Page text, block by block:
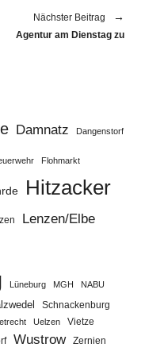
Nächster Beitrag
Agentur am Dienstag zu
Damnatz Dangenstorf
Flohmarkt
Hitzacker
Lenzen/Elbe
Lüneburg MGH NABU
Schnackenburg
Uelzen Vietze
Wustrow Zernien